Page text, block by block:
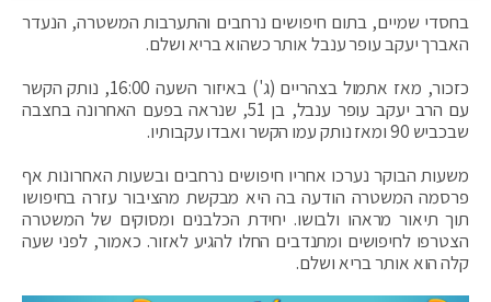
בחסדי שמיים, בתום חיפושים נרחבים והתערבות המשטרה, הנעדר
האברך יעקב עופר ענבל אותר כשהוא בריא ושלם.
כזכור, מאז אתמול בצהריים (ג') באיזור השעה 16:00, נותק הקשר
עם הרב יעקב עופר ענבל, בן 51, שנראה בפעם האחרונה בחצבה
שבכביש 90 ומאז נותק עמו הקשר ואבדו עקבותיו.
משעות הבוקר נערכו אחריו חיפושים נרחבים ובשעות האחרונות אף
פרסמה המשטרה הודעה בה היא מבקשת מהציבור עזרה בחיפושו
תוך תיאור מראהו ולבושו. יחידת הכלבנים ומסוקים של המשטרה
הצטרפו לחיפושים ומתנדבים החלו להגיע לאזור. כאמור, לפני שעה
קלה הוא אותר בריא ושלם.